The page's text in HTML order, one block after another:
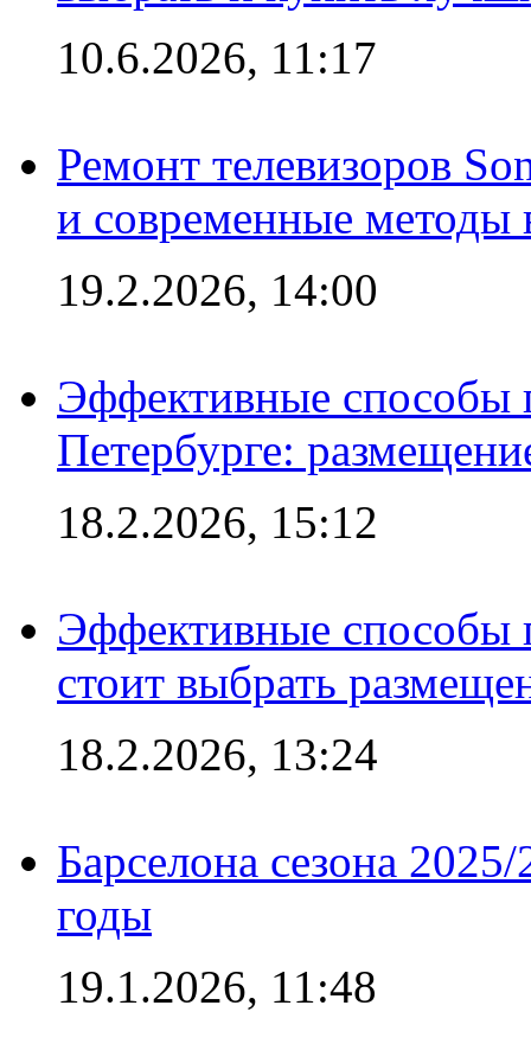
10.6.2026, 11:17
Ремонт телевизоров
и современные методы
19.2.2026, 14:00
Эффективные способы
Петербурге:
18.2.2026, 15:12
Эффективные способы
стоит выбрать
18.2.2026, 13:24
Барселона сезона
годы
19.1.2026, 11:48